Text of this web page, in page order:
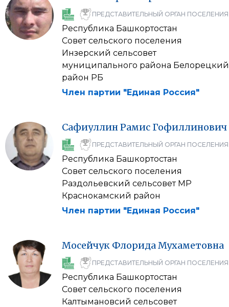
ПРЕДСТАВИТЕЛЬНЫЙ ОРГАН ПОСЕЛЕНИЯ
Республика Башкортостан
Совет сельского поселения
Инзерский сельсовет
муниципального района Белорецкий
район РБ
Член партии "Единая Россия"
СафиуллинРамис Гофиллинович
ПРЕДСТАВИТЕЛЬНЫЙ ОРГАН ПОСЕЛЕНИЯ
Республика Башкортостан
Совет сельского поселения
Раздольевский сельсовет МР
Краснокамский район
Член партии "Единая Россия"
Мосейчук ФлоридаМухаметовна
ПРЕДСТАВИТЕЛЬНЫЙ ОРГАН ПОСЕЛЕНИЯ
Республика Башкортостан
Совет сельского поселения
Калтымановсий сельсовет